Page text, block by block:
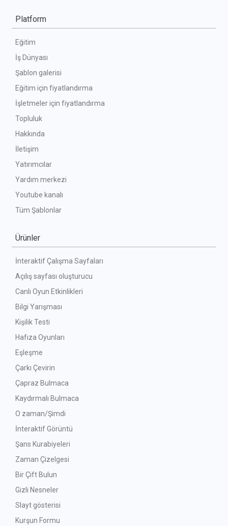
Platform
Eğitim
İş Dünyası
Şablon galerisi
Eğitim için fiyatlandırma
İşletmeler için fiyatlandırma
Topluluk
Hakkında
İletişim
Yatırımcılar
Yardım merkezi
Youtube kanalı
Tüm Şablonlar
Ürünler
İnteraktif Çalışma Sayfaları
Açılış sayfası oluşturucu
Canlı Oyun Etkinlikleri
Bilgi Yarışması
Kişilik Testi
Hafıza Oyunları
Eşleşme
Çarkı Çevirin
Çapraz Bulmaca
Kaydırmalı Bulmaca
O zaman/Şimdi
İnteraktif Görüntü
Şans Kurabiyeleri
Zaman Çizelgesi
Bir Çift Bulun
Gizli Nesneler
Slayt gösterisi
Kurşun Formu